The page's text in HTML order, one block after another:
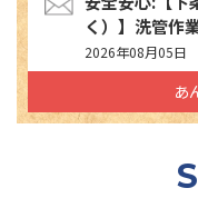
く）】洗管作
2026年08月05日
あ